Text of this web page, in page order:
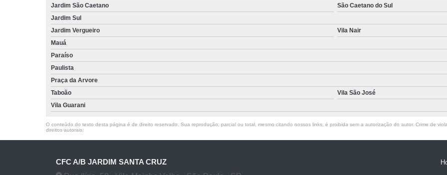
Jardim São Caetano
São Caetano do Sul
Jardim Sul
Jardim Vergueiro
Vila Nair
Mauá
Paraíso
Paulista
Praça da Arvore
Taboão
Vila São José
Vila Guarani
O conteúdo do texto desta página é de direito reservado. Sua reprodução, parcial ou total, mesmo citando nossos links, é proibida sem a autorização do autor. Crime de
direitos autorais
CFC A/B JARDIM SANTA CRUZ